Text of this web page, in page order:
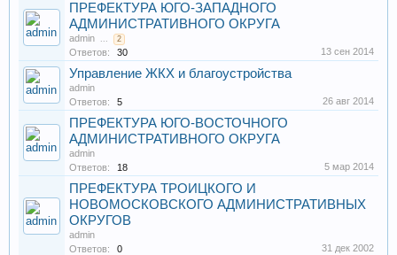
ПРЕФЕКТУРА ЮГО-ЗАПАДНОГО
АДМИНИСТРАТИВНОГО ОКРУГА
admin ... 2
Ответов: 30 13 сен 2014
Управление ЖКХ и благоустройства
admin
Ответов:
5 26 авг 2014
ПРЕФЕКТУРА ЮГО-ВОСТОЧНОГО
АДМИНИСТРАТИВНОГО ОКРУГА
admin
Ответов:
18 5 мар 2014
ПРЕФЕКТУРА ТРОИЦКОГО И
НОВОМОСКОВСКОГО АДМИНИСТРАТИВНЫХ
ОКРУГОВ
admin
Ответов:
0 31 дек 2002